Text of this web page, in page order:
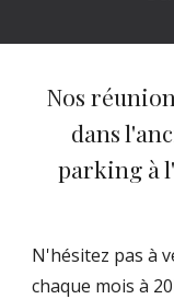
Nos
dans
parking à
N'hésitez pas à
chaque mois à